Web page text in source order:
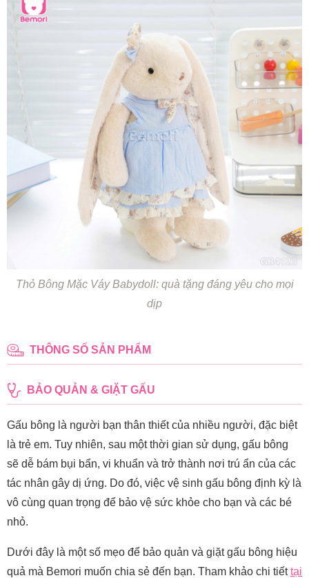
Thỏ Bông Mặc Váy Babydoll: quà tặng đáng yêu cho mọi
dịp
THÔNG SỐ SẢN PHẨM
BẢO QUẢN & GIẶT GẤU
Gấu bông là người bạn thân thiết của nhiều người, đặc biệt
là trẻ em. Tuy nhiên, sau một thời gian sử dụng, gấu bông
sẽ dễ bám bụi bẩn, vi khuẩn và trở thành nơi trú ẩn của các
tác nhân gây dị ứng. Do đó, việc vệ sinh gấu bông định kỳ là
vô cùng quan trọng để bảo vệ sức khỏe cho bạn và các bé
nhỏ.
Dưới đây là một số mẹo để bảo quản và giặt gấu bông hiệu
quả mà Bemori muốn chia sẻ đến bạn. Tham khảo chi tiếttại